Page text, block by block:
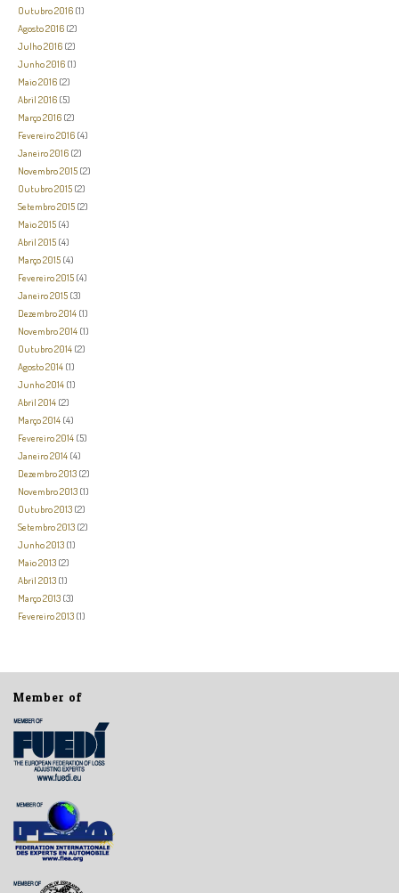
Outubro 2016 (1)
Agosto 2016 (2)
Julho 2016 (2)
Junho 2016 (1)
Maio 2016 (2)
Abril 2016 (5)
Março 2016 (2)
Fevereiro 2016 (4)
Janeiro 2016 (2)
Novembro 2015 (2)
Outubro 2015 (2)
Setembro 2015 (2)
Maio 2015 (4)
Abril 2015 (4)
Março 2015 (4)
Fevereiro 2015 (4)
Janeiro 2015 (3)
Dezembro 2014 (1)
Novembro 2014 (1)
Outubro 2014 (2)
Agosto 2014 (1)
Junho 2014 (1)
Abril 2014 (2)
Março 2014 (4)
Fevereiro 2014 (5)
Janeiro 2014 (4)
Dezembro 2013 (2)
Novembro 2013 (1)
Outubro 2013 (2)
Setembro 2013 (2)
Junho 2013 (1)
Maio 2013 (2)
Abril 2013 (1)
Março 2013 (3)
Fevereiro 2013 (1)
Member of